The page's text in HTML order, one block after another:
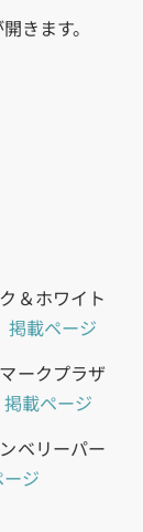
きます。
＆ホワイト
掲載ページ
ークプラザ
掲載ページ
ベリーパー
ジ